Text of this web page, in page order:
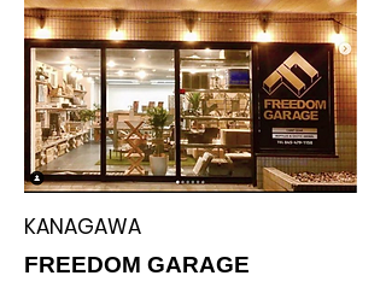
KANAGAWA
FREEDOM GARAGE